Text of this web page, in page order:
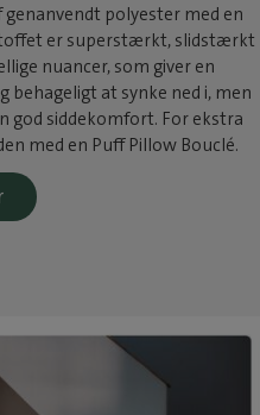
genanvendt polyester med en
er superstærkt, slidstærkt
nuancer, som giver en
behageligt at synke ned i, men
god siddekomfort. For ekstra
med en Puff Pillow Bouclé.